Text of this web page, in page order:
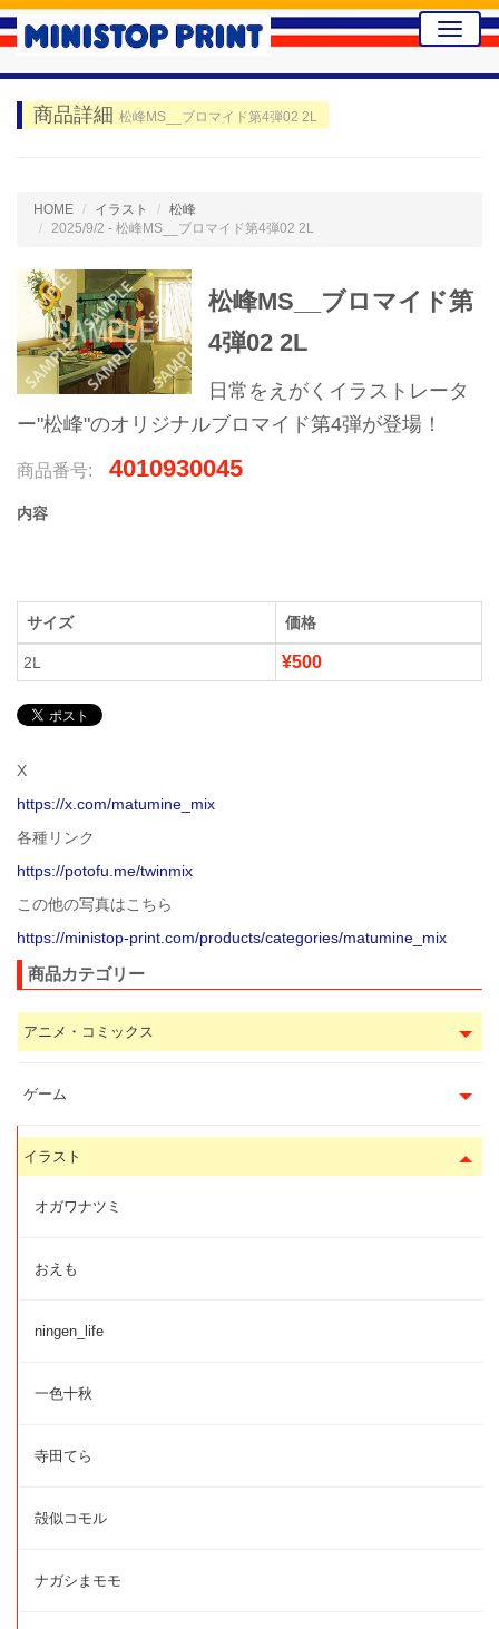
Toggle
商品詳細 松峰MS__ブロマイド第4弾02 2L
HOME イラスト
松峰
2025/9/2 - 松峰MS__ブロマイド第4弾02 2L
松峰MS__ブロマイド第
4弾02 2L
日常をえがくイラストレータ
ー"松峰"のオリジナルブロマイド第4弾が登場！
商品番号: 4010930045
内容
サイズ 価格
2L ¥500
X
https://x.com/matumine_mix
各種リンク
https://potofu.me/twinmix
この他の写真はこちら
https://ministop-print.com/products/categories/matumine_mix
商品カテゴリー
アニメ・コミックス
ゲーム
イラスト
オガワナツミ
おえも
ningen_life
一色十秋
寺田てら
殻似コモル
ナガシまモモ